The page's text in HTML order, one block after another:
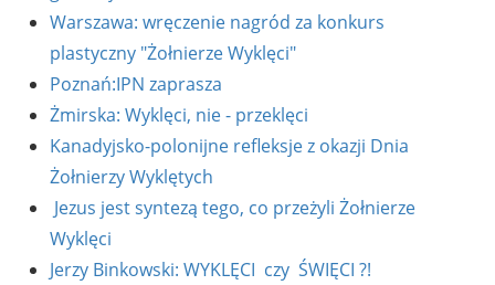
Warszawa: wręczenie nagród za konkurs
plastyczny "Żołnierze Wyklęci"
Poznań:IPN zaprasza
Żmirska: Wyklęci, nie - przeklęci
Kanadyjsko-polonijne refleksje z okazji Dnia
Żołnierzy Wyklętych
Jezus jest syntezą tego, co przeżyli Żołnierze
Wyklęci
Jerzy Binkowski: WYKLĘCI czy ŚWIĘCI ?!